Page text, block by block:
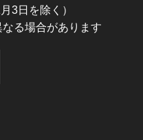
3日を除く）
る場合があります